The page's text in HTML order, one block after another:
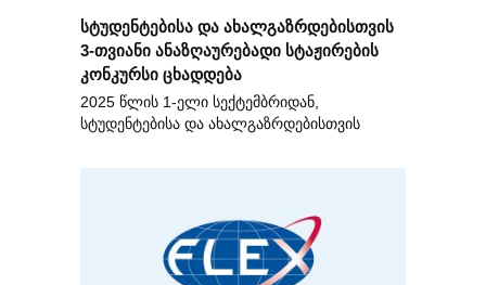
სტუდენტებისა და ახალგაზრდებისთვის
3-თვიანი ანაზღაურებადი სტაჟირების
კონკურსი ცხადდება
2025 წლის 1-ელი სექტემბრიდან,
სტუდენტებისა და ახალგაზრდებისთვის